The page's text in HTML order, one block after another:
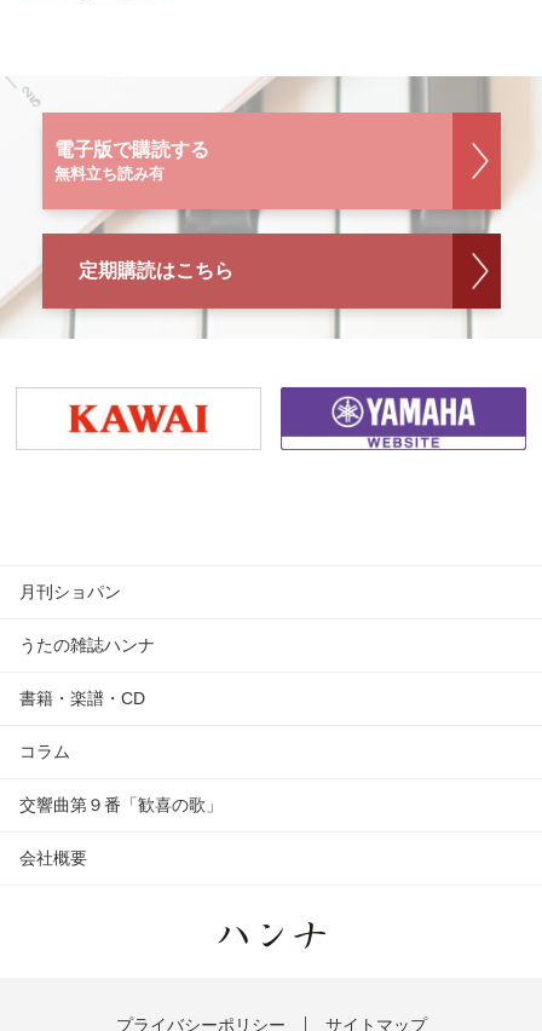
電子版で購読する
無料立ち読み有
定期購読はこちら
月刊ショパン
うたの雑誌ハンナ
書籍・楽譜・CD
コラム
交響曲第９番「歓喜の歌」
会社概要
プライバシーポリシー サイトマップ